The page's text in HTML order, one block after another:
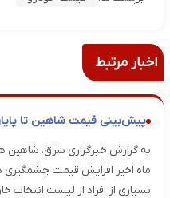
اخبار مرتبط
پیش‌بینی قیمت شاهین تا پایان تابستان
به گزارش خبرگزاری شرق، شاهین
ماه اخیر افزایش قیمت چشمگیری
بسیاری از افراد از لیست انتخاب